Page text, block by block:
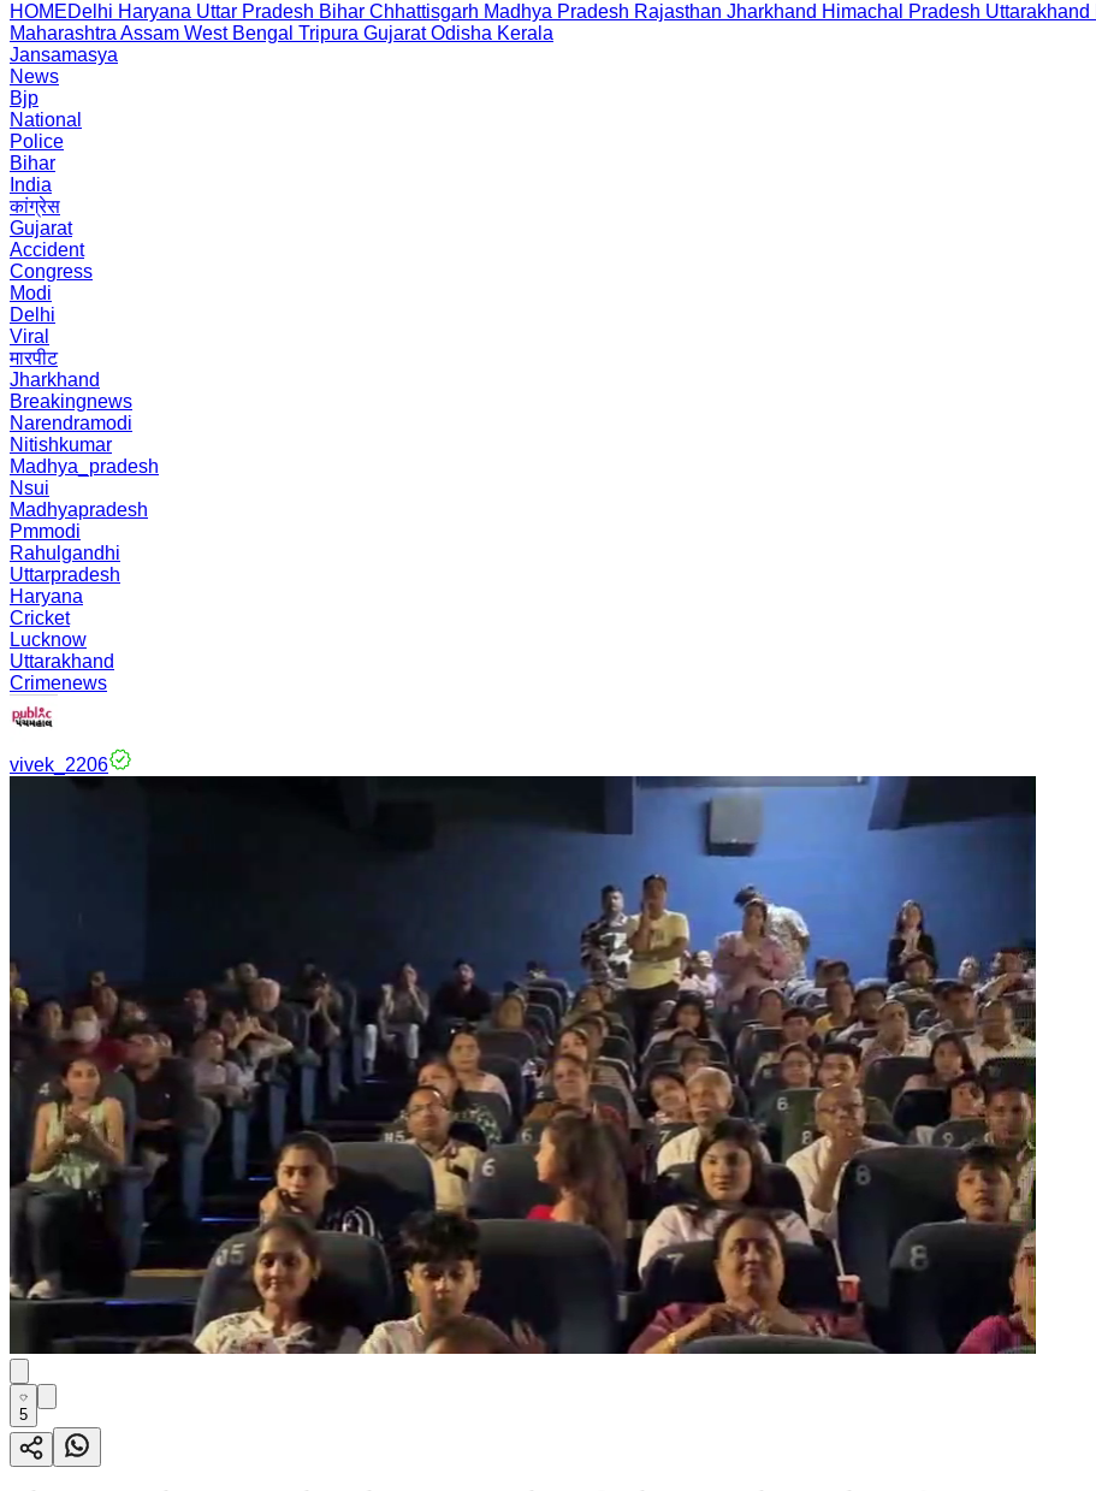
HOMEDelhi Haryana Uttar Pradesh Bihar Chhattisgarh Madhya Pradesh Rajasthan Jharkhand Himachal Pradesh Uttarakhand
Maharashtra Assam West Bengal Tripura Gujarat Odisha Kerala
Jansamasya
News
Bjp
National
Police
Bihar
India
कांग्रेस
Gujarat
Accident
Congress
Modi
Delhi
Viral
मारपीट
Jharkhand
Breakingnews
Narendramodi
Nitishkumar
Madhya_pradesh
Nsui
Madhyapradesh
Pmmodi
Rahulgandhi
Uttarpradesh
Haryana
Cricket
Lucknow
Uttarakhand
Crimenews
vivek_2206
5